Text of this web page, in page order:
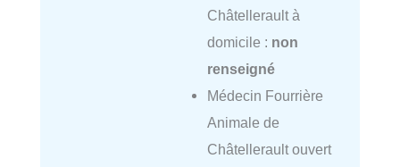
Châtellerault à
domicile : non
renseigné
Médecin Fourrière
Animale de
Châtellerault ouvert